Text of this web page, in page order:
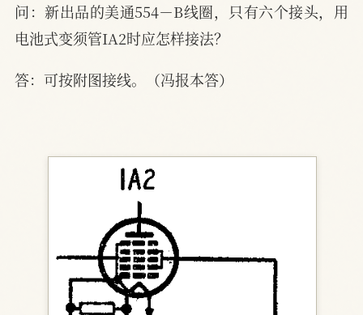
问：新出品的美通554－B线圈，只有六个接头，用
电池式变须管IA2时应怎样接法？
答：可按附图接线。（冯报本答）